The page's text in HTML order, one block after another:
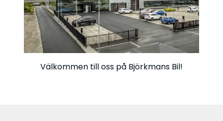
Välkommen till oss på Björkmans Bil!